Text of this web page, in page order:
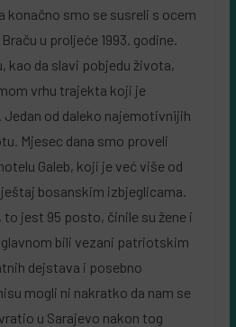
konačno smo se susreli s ocem
u proljeće 1993. godine.
kao da slavi pobjedu života,
vrhu trajekta koji je
od daleko najemotivnijih
Mjesec dana smo proveli
Galeb, koji je već više od
bosanskim izbjeglicama.
jest 95 posto, činile su žene i
bili vezani patriotskim
dejstava i posebno
mogli ni nakratko da nam se
u Sarajevo nakon tog